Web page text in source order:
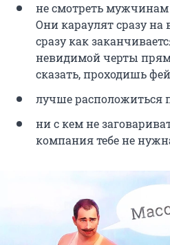
не смотреть мужчинам
Они караулят сразу на
сразу как
невидимой черты
сказать, проходишь
лучше расположиться
ни с кем не
компания тебе не